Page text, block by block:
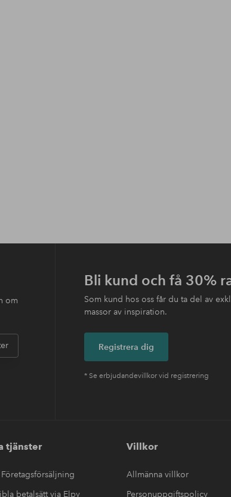
om
Bli kund och få 30%
Som kund hos oss får du ta del av
massor av inspiration.
Registrera dig
* Se erbjudandevillkor vid registrering
tjänster
Företagsförsäljning
betalsätt via Elpy
Villkor
Allmänna villkor
Personuppgiftspolicy